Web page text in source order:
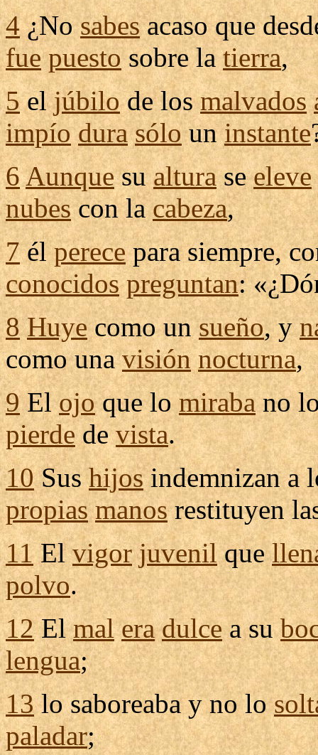
4¿Nosabesacaso que
fue puestosobre latierra,
5eljúbilode losmalvados
impío dura sólouninstante
6 Aunquesualturaseeleve
nubescon lacabeza,
7élperecepara siempre,
conocidos preguntan:
8 Huyecomo unsueño, y
como unavisión nocturna,
9Elojoque lomirabano
pierdedevista.
10Sushijos indemnizana
propias manos restituyen
11Elvigor juvenilque
polvo.
12Elmal era dulcea su
lengua;
13losaboreabay no lo
paladar;